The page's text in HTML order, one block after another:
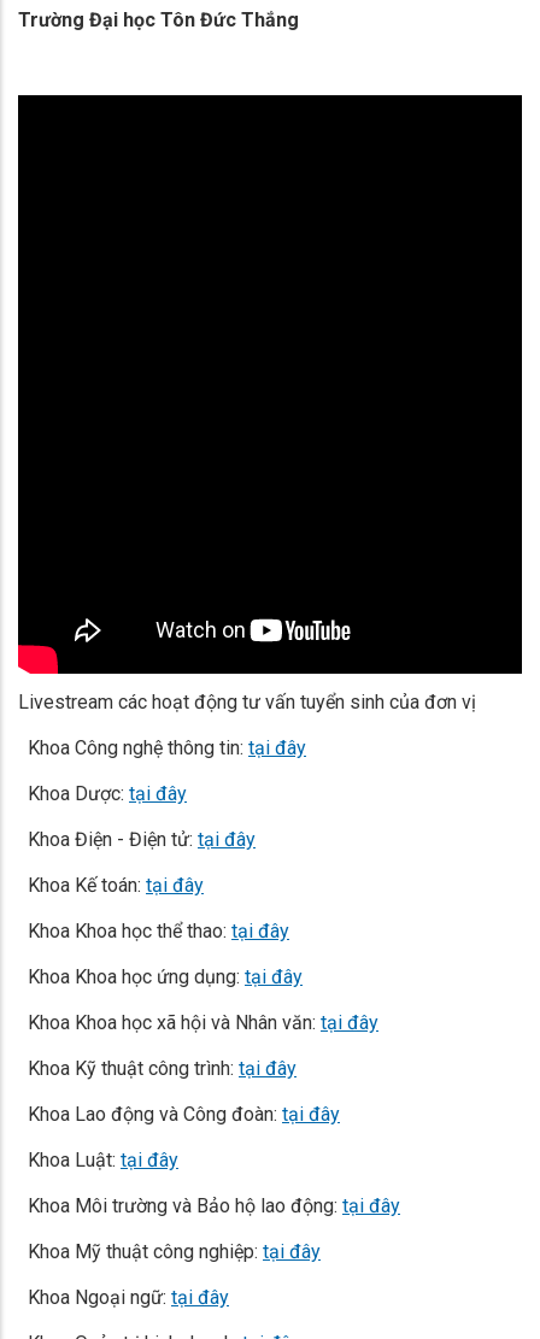
Trường Đại học Tôn Đức Thắng
Livestream các hoạt động tư vấn tuyển sinh của đơn vị
Khoa Công nghệ thông tin: tại đây
Khoa Dược: tại đây
Khoa Điện - Điện tử: tại đây
Khoa Kế toán: tại đây
Khoa Khoa học thể thao: tại đây
Khoa Khoa học ứng dụng: tại đây
Khoa Khoa học xã hội và Nhân văn: tại đây
Khoa Kỹ thuật công trình: tại đây
Khoa Lao động và Công đoàn: tại đây
Khoa Luật: tại đây
Khoa Môi trường và Bảo hộ lao động: tại đây
Khoa Mỹ thuật công nghiệp: tại đây
Khoa Ngoại ngữ: tại đây